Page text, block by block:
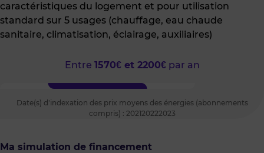
caractéristiques du logement et pour utilisation
standard sur 5 usages (chauffage, eau chaude
sanitaire, climatisation, éclairage, auxiliaires)
Entre 1570€ et 2200€par an
Date(s) d’indexation des prix moyens des énergies (abonnements
compris) : 202120222023
Ma simulation de financement